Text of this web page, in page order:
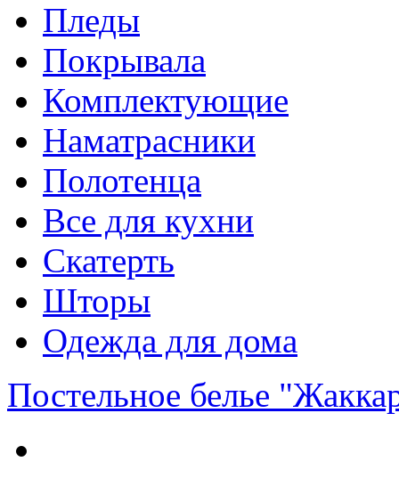
Пледы
Покрывала
Комплектующие
Наматрасники
Полотенца
Все для кухни
Скатерть
Шторы
Одежда для дома
Постельное белье